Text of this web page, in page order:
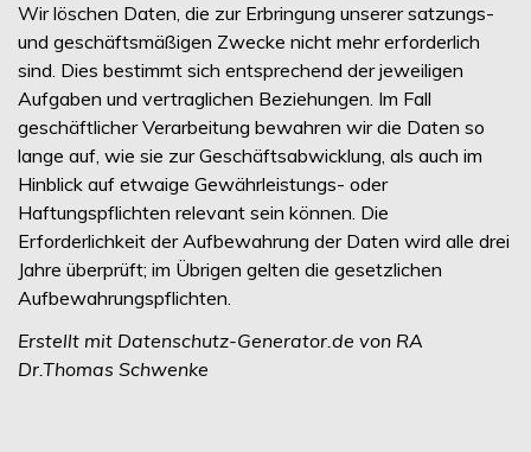
Wir löschen Daten, die zur Erbringung unserer satzungs-
und geschäftsmäßigen Zwecke nicht mehr erforderlich
sind. Dies bestimmt sich entsprechend der jeweiligen
Aufgaben und vertraglichen Beziehungen. Im Fall
geschäftlicher Verarbeitung bewahren wir die Daten so
lange auf, wie sie zur Geschäftsabwicklung, als auch im
Hinblick auf etwaige Gewährleistungs- oder
Haftungspflichten relevant sein können. Die
Erforderlichkeit der Aufbewahrung der Daten wird alle drei
Jahre überprüft; im Übrigen gelten die gesetzlichen
Aufbewahrungspflichten.
Erstellt mit Datenschutz-Generator.de von RA
Dr.Thomas Schwenke